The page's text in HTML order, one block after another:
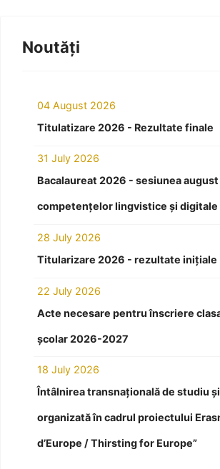
Noutăți
04 August 2026
Titulatizare 2026 - Rezultate finale
31 July 2026
Bacalaureat 2026 - sesiunea august
competențelor lingvistice și digitale
28 July 2026
Titularizare 2026 - rezultate inițiale
22 July 2026
Acte necesare pentru înscriere
școlar 2026-2027
18 July 2026
Întâlnirea transnațională de studiu
organizată în cadrul proiectului
d’Europe / Thirsting for Europe”